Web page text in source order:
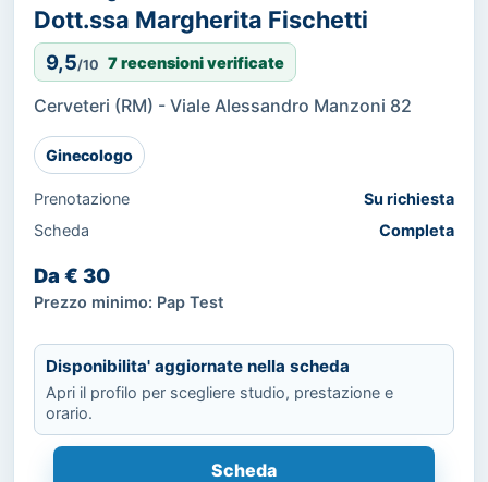
Dott.ssa Margherita Fischetti
9,5/10 7 recensioni verificate
Cerveteri (RM) - Viale Alessandro Manzoni 82
Ginecologo
Prenotazione
Su richiesta
Scheda
Completa
Da € 30
Prezzo minimo: Pap Test
Disponibilita' aggiornate nella scheda
Apri il profilo per scegliere studio, prestazione e
orario.
Scheda